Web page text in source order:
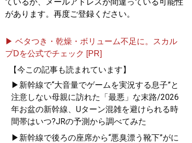
があります。再度ご登録ください。
▶ ベタつき・乾燥・ボリューム不足に。スカル
プDを公式でチェック [PR]
【今この記事も読まれています】
▶新幹線で“大音量でゲームを実況する息子”と
注意しない母親に訪れた「最悪」な末路/2026
年お盆の新幹線、Uターン混雑を避けられる時
間帯はいつ?JRの予測から調べてみた
▶新幹線で後ろの座席から“悪臭漂う靴下”がに